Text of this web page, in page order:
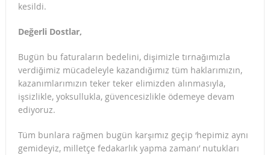
kesildi.
Değerli Dostlar,
Bugün bu faturaların bedelini, dişimizle tırnağımızla
verdiğimiz mücadeleyle kazandığımız tüm haklarımızın,
kazanımlarımızın teker teker elimizden alınmasıyla,
işsizlikle, yoksullukla, güvencesizlikle ödemeye devam
ediyoruz.
Tüm bunlara rağmen bugün karşımız geçip ‘hepimiz aynı
gemideyiz, milletçe fedakarlık yapma zamanı’ nutukları